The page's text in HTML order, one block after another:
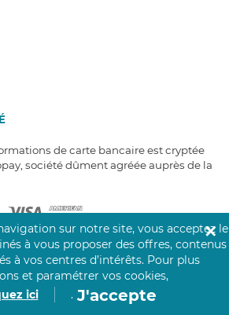
de carte bancaire est cryptée
société dûment agréée auprès de la
sur notre site, vous acceptez le
à vous proposer des offres, contenus
à vos centres d’intérêts. Pour plus
et paramétrer vos cookies,
ici
. J'accepte
✕